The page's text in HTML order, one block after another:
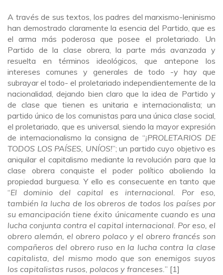
A través de sus textos, los padres del marxismo-leninismo
han demostrado claramente la esencia del Partido, que es
el arma más poderosa que posee el proletariado. Un
Partido de la clase obrera, la parte más avanzada y
resuelta en términos ideológicos, que antepone los
intereses comunes y generales de todo -y hay que
subrayar el todo- el proletariado independientemente de la
nacionalidad, dejando bien claro que la idea de Partido y
de clase que tienen es unitaria e internacionalista; un
partido único de los comunistas para una única clase social,
el proletariado, que es universal, siendo la mayor expresión
de internacionalismo la consigna de “¡PROLETARIOS DE
TODOS LOS PAÍSES, UNÍOS!”; un partido cuyo objetivo es
aniquilar el capitalismo mediante la revolución para que la
clase obrera conquiste el poder político aboliendo la
propiedad burguesa. Y ello es consecuente en tanto que
“El dominio del capital es internacional. Por eso,
también la lucha de los obreros de todos los países por
su emancipación tiene éxito únicamente cuando es una
lucha conjunta contra el capital internacional. Por eso, el
obrero alemán, el obrero polaco y el obrero francés son
compañeros del obrero ruso en la lucha contra la clase
capitalista, del mismo modo que son enemigos suyos
los capitalistas rusos, polacos y franceses.” [1]